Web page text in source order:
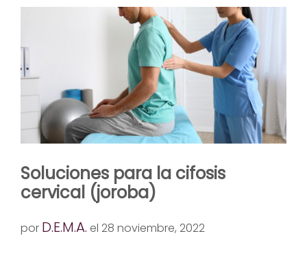
Soluciones para la cifosis
cervical (joroba)
por D.E.M.A. el 28 noviembre, 2022